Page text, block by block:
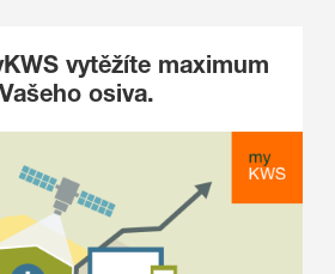
vytěžíte maximum
osiva.